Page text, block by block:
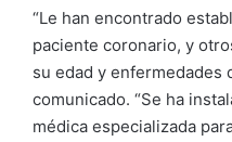
“Le han encontrado
paciente coronario, y
su edad y enfermedades
comunicado. “Se ha
médica especializada